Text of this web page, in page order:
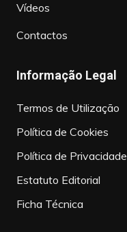
Vídeos
Contactos
Informação Legal
Termos de Utilização
Política de Cookies
Política de Privacidade
Estatuto Editorial
Ficha Técnica